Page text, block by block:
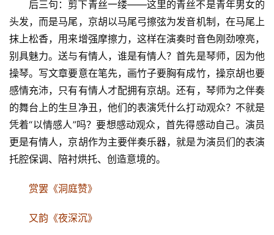
后三句：剪下青丝一缕——这里的青丝不是青年男女的
头发，而是马尾，京胡以马尾弓擦弦为发音机制，在马尾上
抹上松香，用来增强摩擦力，这样在演奏时音色刚劲嘹亮，
别具魅力。送与有情人，谁是有情人？首先是琴师，因为他
操琴。写文章要意在笔先，画竹子要胸有成竹，操京胡也要
感情充沛，只有有情人才配拥有京胡。还有，琴师为之伴奏
的舞台上的生旦净丑，他们的表演凭什么打动观众？不就是
凭着“以情感人”吗？要想感动观众，首先得感动自己。演员
更是有情人，京胡作为主要伴奏乐器，就是为演员们的表演
托腔保调、陪衬烘托、创造意境的。
赏罢《洞庭赞》
又韵《夜深沉》